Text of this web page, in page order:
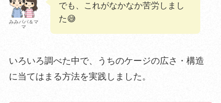
みみパパ＆マ
マ
でも、これがなかなか苦労しまし
た😅
いろいろ調べた中で、うちのケージの広さ・構造
に当てはまる方法を実践しました。